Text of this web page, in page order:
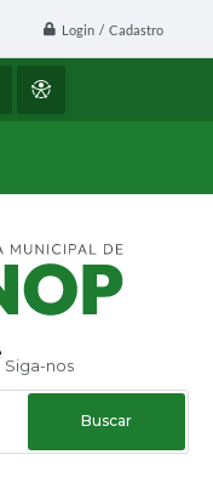
Login / Cadastro
Siga-nos